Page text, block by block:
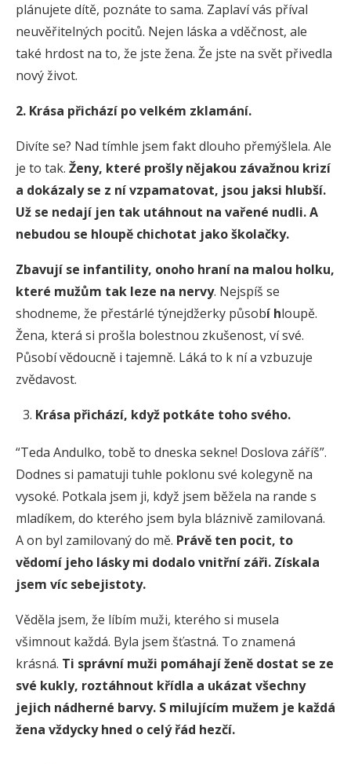
plánujete dítě, poznáte to sama. Zaplaví vás příval
neuvěřitelných pocitů. Nejen láska a vděčnost, ale
také hrdost na to, že jste žena. Že jste na svět přivedla
nový život.
2. Krása přichází po velkém zklamání.
Divíte se? Nad tímhle jsem fakt dlouho přemýšlela. Ale
je to tak. Ženy, které prošly nějakou závažnou krizí
a dokázaly se z ní vzpamatovat, jsou jaksi hlubší.
Už se nedají jen tak utáhnout na vařené nudli. A
nebudou se hloupě chichotat jako školačky.
Zbavují se infantility, onoho hraní na malou holku,
které mužům tak leze na nervy. Nejspíš se
shodneme, že přestárlé týnejdžerky působí hloupě.
Žena, která si prošla bolestnou zkušenost, ví své.
Působí vědoucně i tajemně. Láká to k ní a vzbuzuje
zvědavost.
Krása přichází, když potkáte toho svého.
“Teda Andulko, tobě to dneska sekne! Doslova záříš”.
Dodnes si pamatuji tuhle poklonu své kolegyně na
vysoké. Potkala jsem ji, když jsem běžela na rande s
mladíkem, do kterého jsem byla bláznivě zamilovaná.
A on byl zamilovaný do mě. Právě ten pocit, to
vědomí jeho lásky mi dodalo vnitřní záři. Získala
jsem víc sebejistoty.
Věděla jsem, že líbím muži, kterého si musela
všimnout každá. Byla jsem šťastná. To znamená
krásná. Ti správní muži pomáhají ženě dostat se ze
své kukly, roztáhnout křídla a ukázat všechny
jejich nádherné barvy. S milujícím mužem je každá
žena vždycky hned o celý řád hezčí.